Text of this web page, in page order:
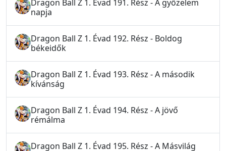
Dragon Ball Z 1. Évad 191. Rész - A győzelem
napja
Dragon Ball Z 1. Évad 192. Rész - Boldog
békeidők
Dragon Ball Z 1. Évad 193. Rész - A második
kívánság
Dragon Ball Z 1. Évad 194. Rész - A jövő
rémálma
Dragon Ball Z 1. Évad 195. Rész - A Másvilág